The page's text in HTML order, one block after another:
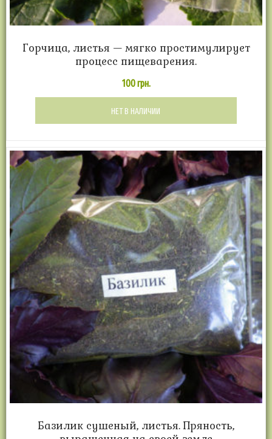
Горчица, листья — мягко простимулирует
процесс пищеварения.
100грн.
НЕТ В НАЛИЧИИ
Базилик сушеный, листья. Пряность,